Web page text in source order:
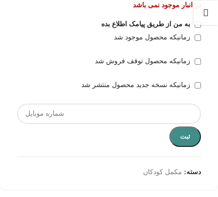
در انبار موجود نمی باشد
به من از طریق پیامک اطلاع بده
زمانیکه محصول موجود شد
زمانیکه محصول توقف فروش شد
زمانیکه نسخه جدید محصول منتشر شد
ثبت
دسته: مکمل کودکان